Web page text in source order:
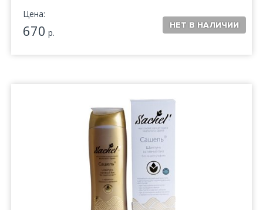
Цена:
670 р.